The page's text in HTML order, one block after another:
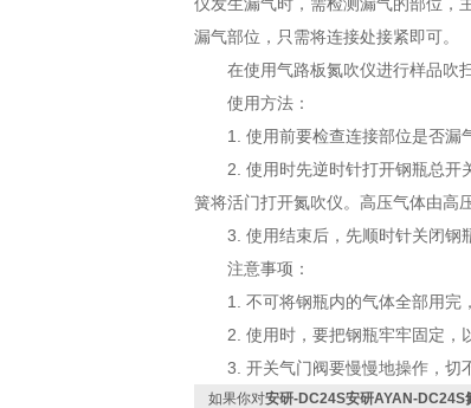
漏气部位，只需将连接处接紧即可。
在使用气路板氮吹仪进行样品吹扫
使用方法：
1. 使用前要检查连接部位是否漏
2. 使用时先逆时针打开钢瓶总开关
簧将活门打开氮吹仪。高压气体由高
3. 使用结束后，先顺时针关闭钢瓶
注意事项：
1. 不可将钢瓶内的气体全部用完
2. 使用时，要把钢瓶牢牢固定，
3. 开关气门阀要慢慢地操作，切不
如果你对安研-DC24S安研AYAN-DC24S